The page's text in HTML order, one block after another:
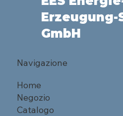
Erzeugung-
GmbH
Navigazione
Home
Negozio
Catalogo